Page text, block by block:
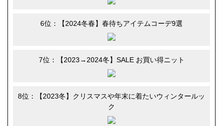
6位：【2024冬春】春待ちアイテムコーデ9選
7位：【2023→2024冬】SALE お買い得ニット
8位：【2023冬】クリスマスや年末に着たいウィンタールッ
ク